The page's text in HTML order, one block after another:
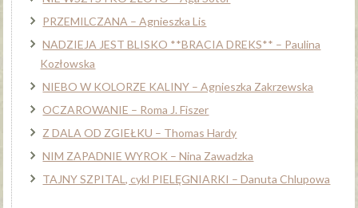
PRZEMILCZANA – Agnieszka Lis
NADZIEJA JEST BLISKO **BRACIA DREKS** – Paulina
Kozłowska
NIEBO W KOLORZE KALINY – Agnieszka Zakrzewska
OCZAROWANIE – Roma J. Fiszer
Z DALA OD ZGIEŁKU – Thomas Hardy
NIM ZAPADNIE WYROK – Nina Zawadzka
TAJNY SZPITAL, cykl PIELĘGNIARKI – Danuta Chlupowa